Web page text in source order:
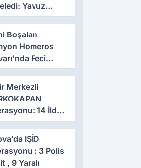
Yavuz
Yeniden
Boşalan
Homeros
Feci
Neden Oldu
Merkezli
14 İlde
Baskın,
IŞİD
: 3 Polis
, 9 Yaralı